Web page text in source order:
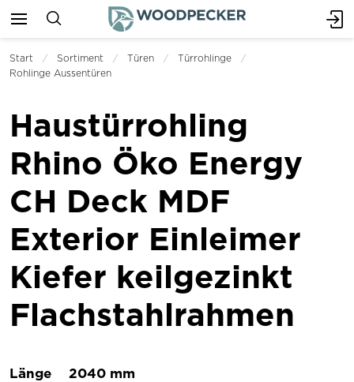
Start Sortiment Türen
Türrohlinge
Rohlinge Aussentüren
Haustürrohling
Rhino Öko Energy
CH Deck MDF
Exterior Einleimer
Kiefer keilgezinkt
Flachstahlrahmen
Länge
2040 mm